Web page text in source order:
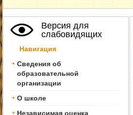
Версия для
слабовидящих
Навигация
Сведения об
образовательной
организации
О школе
Независимая оценка